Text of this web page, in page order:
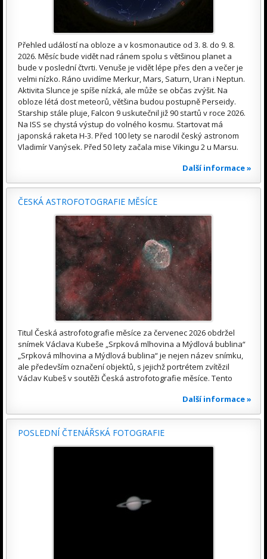
Přehled událostí na obloze a v kosmonautice od 3. 8. do 9. 8.
2026. Měsíc bude vidět nad ránem spolu s většinou planet a
bude v poslední čtvrti. Venuše je vidět lépe přes den a večer je
velmi nízko. Ráno uvidíme Merkur, Mars, Saturn, Uran i Neptun.
Aktivita Slunce je spíše nízká, ale může se občas zvýšit. Na
obloze létá dost meteorů, většina budou postupně Perseidy.
Starship stále pluje, Falcon 9 uskutečnil již 90 startů v roce 2026.
Na ISS se chystá výstup do volného kosmu. Startovat má
japonská raketa H-3. Před 100 lety se narodil český astronom
Vladimír Vanýsek. Před 50 lety začala mise Vikingu 2 u Marsu.
Další informace »
ČESKÁ ASTROFOTOGRAFIE MĚSÍCE
Titul Česká astrofotografie měsíce za červenec 2026 obdržel
snímek Václava Kubeše „Srpková mlhovina a Mýdlová bublina“
„Srpková mlhovina a Mýdlová bublina“ je nejen název snímku,
ale především označení objektů, s jejichž portrétem zvítězil
Václav Kubeš v soutěži Česká astrofotografie měsíce. Tento
Další informace »
POSLEDNÍ ČTENÁŘSKÁ FOTOGRAFIE